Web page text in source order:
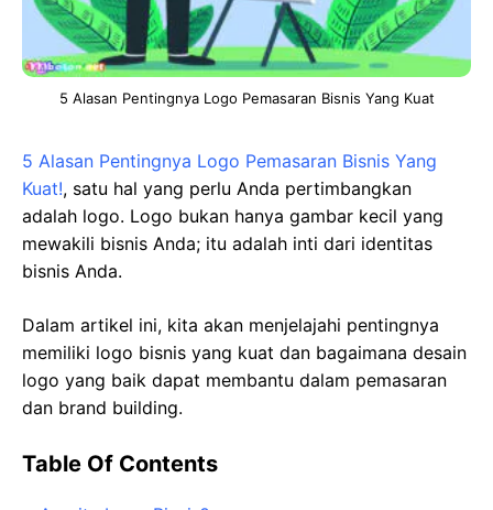
5 Alasan Pentingnya Logo Pemasaran Bisnis Yang Kuat
5 Alasan Pentingnya Logo Pemasaran Bisnis Yang
Kuat!, satu hal yang perlu Anda pertimbangkan
adalah logo. Logo bukan hanya gambar kecil yang
mewakili bisnis Anda; itu adalah inti dari identitas
bisnis Anda.
Dalam artikel ini, kita akan menjelajahi pentingnya
memiliki logo bisnis yang kuat dan bagaimana desain
logo yang baik dapat membantu dalam pemasaran
dan brand building.
Table Of Contents